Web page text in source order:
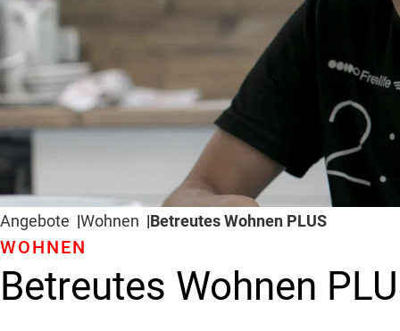
Angebote Wohnen Betreutes Wohnen PLUS
Betreutes Wohnen
WOHNEN